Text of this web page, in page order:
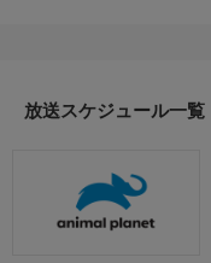
放送スケジュール一覧